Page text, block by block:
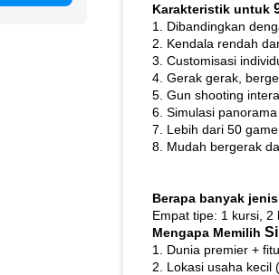
Karakteristik untuk
1. Dibandingkan
2. Kendala rendah
3. Customisasi
4. Gerak gerak,
5. Gun shooting
6. Simulasi panorama
7. Lebih dari 50 game.
8. Mudah bergerak
Berapa banyak jenis
Empat tipe: 1 kursi, 2
Mengapa Memilih
1. Dunia premier +
2. Lokasi usaha kecil